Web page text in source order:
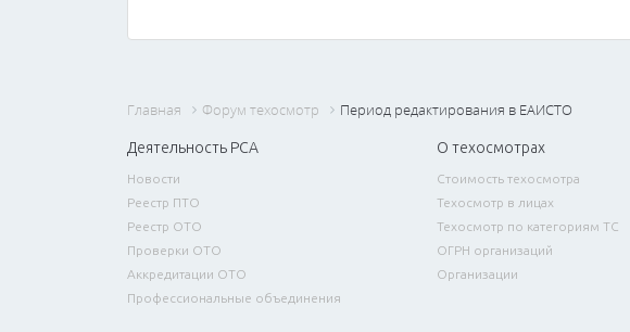
Главная Форум техосмотр Период редактирования в ЕАИСТО
Деятельность РСА
Новости
Реестр ПТО
Реестр ОТО
Проверки ОТО
Аккредитации ОТО
Профессиональные объединения
О техосмотрах
Стоимость техосмотра
Техосмотр в лицах
Техосмотр по категориям ТС
ОГРН организаций
Организации